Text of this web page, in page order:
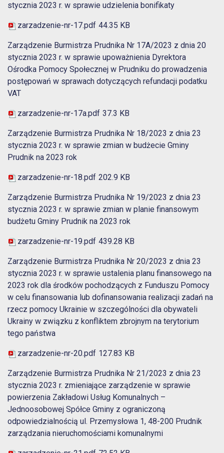
stycznia 2023 r. w sprawie udzielenia bonifikaty
zarzadzenie-nr-17.pdf 44.35 KB
Zarządzenie Burmistrza Prudnika Nr 17A/2023 z dnia 20
stycznia 2023 r. w sprawie upoważnienia Dyrektora
Ośrodka Pomocy Społecznej w Prudniku do prowadzenia
postępowań w sprawach dotyczących refundacji podatku
VAT
zarzadzenie-nr-17a.pdf 37.3 KB
Zarządzenie Burmistrza Prudnika Nr 18/2023 z dnia 23
stycznia 2023 r. w sprawie zmian w budżecie Gminy
Prudnik na 2023 rok
zarzadzenie-nr-18.pdf 202.9 KB
Zarządzenie Burmistrza Prudnika Nr 19/2023 z dnia 23
stycznia 2023 r. w sprawie zmian w planie finansowym
budżetu Gminy Prudnik na 2023 rok
zarzadzenie-nr-19.pdf 439.28 KB
Zarządzenie Burmistrza Prudnika Nr 20/2023 z dnia 23
stycznia 2023 r. w sprawie ustalenia planu finansowego na
2023 rok dla środków pochodzących z Funduszu Pomocy
w celu finansowania lub dofinansowania realizacji zadań na
rzecz pomocy Ukrainie w szczególności dla obywateli
Ukrainy w związku z konfliktem zbrojnym na terytorium
tego państwa
zarzadzenie-nr-20.pdf 127.83 KB
Zarządzenie Burmistrza Prudnika Nr 21/2023 z dnia 23
stycznia 2023 r. zmieniające zarządzenie w sprawie
powierzenia Zakładowi Usług Komunalnych –
Jednoosobowej Spółce Gminy z ograniczoną
odpowiedzialnością ul. Przemysłowa 1, 48-200 Prudnik
zarządzania nieruchomościami komunalnymi